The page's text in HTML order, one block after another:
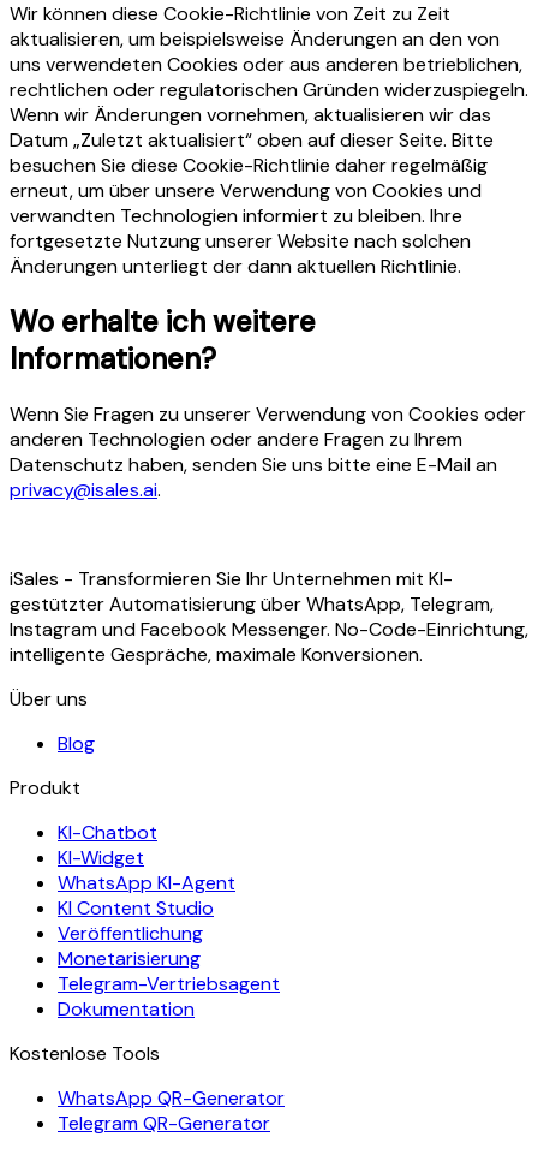
Wir können diese Cookie-Richtlinie von Zeit zu Zeit
aktualisieren, um beispielsweise Änderungen an den von
uns verwendeten Cookies oder aus anderen betrieblichen,
rechtlichen oder regulatorischen Gründen widerzuspiegeln.
Wenn wir Änderungen vornehmen, aktualisieren wir das
Datum „Zuletzt aktualisiert“ oben auf dieser Seite. Bitte
besuchen Sie diese Cookie-Richtlinie daher regelmäßig
erneut, um über unsere Verwendung von Cookies und
verwandten Technologien informiert zu bleiben. Ihre
fortgesetzte Nutzung unserer Website nach solchen
Änderungen unterliegt der dann aktuellen Richtlinie.
Wo erhalte ich weitere
Informationen?
Wenn Sie Fragen zu unserer Verwendung von Cookies oder
anderen Technologien oder andere Fragen zu Ihrem
Datenschutz haben, senden Sie uns bitte eine E-Mail an
privacy@isales.ai.
iSales - Transformieren Sie Ihr Unternehmen mit KI-
gestützter Automatisierung über WhatsApp, Telegram,
Instagram und Facebook Messenger. No-Code-Einrichtung,
intelligente Gespräche, maximale Konversionen.
Über uns
Blog
Produkt
KI-Chatbot
KI-Widget
WhatsApp KI-Agent
KI Content Studio
Veröffentlichung
Monetarisierung
Telegram-Vertriebsagent
Dokumentation
Kostenlose Tools
WhatsApp QR-Generator
Telegram QR-Generator